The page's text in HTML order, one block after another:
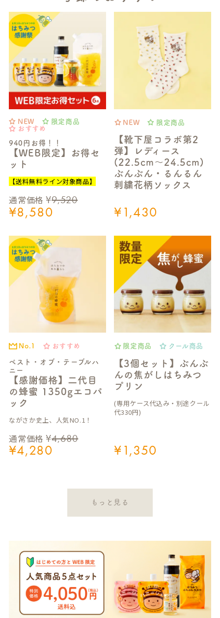
940円お得！！
【WEB限定】お得セ
ット
NEW
限定商品
おすすめ
通常価格 ¥9,520
¥8,580
【送料無料ライン対象商品】
【靴下屋コラボ第2
弾】レディース
(22.5cm～24.5cm)
ぶんぶん・るんるん
刺繍花柄ソックス
NEW 限定商品
¥1,430
ベスト・オブ・テーブルハ
ニー
【感謝価格】二代目
の蜂蜜 1350gエコパ
ック
No.1 おすすめ
通常価格 ¥4,680
¥4,280
ながさか史上、人気NO.1！
【3個セット】ぶんぶ
んの焦がしはちみつ
プリン
限定商品 クール商品
¥1,350
(専用ケース代込み・別途クール
代330円)
もっと見る